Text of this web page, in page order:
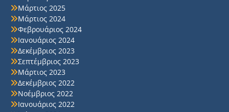
Μάρτιος 2025
Μάρτιος 2024
Φεβρουάριος 2024
Ιανουάριος 2024
Δεκέμβριος 2023
Σεπτέμβριος 2023
Μάρτιος 2023
Δεκέμβριος 2022
Νοέμβριος 2022
Ιανουάριος 2022